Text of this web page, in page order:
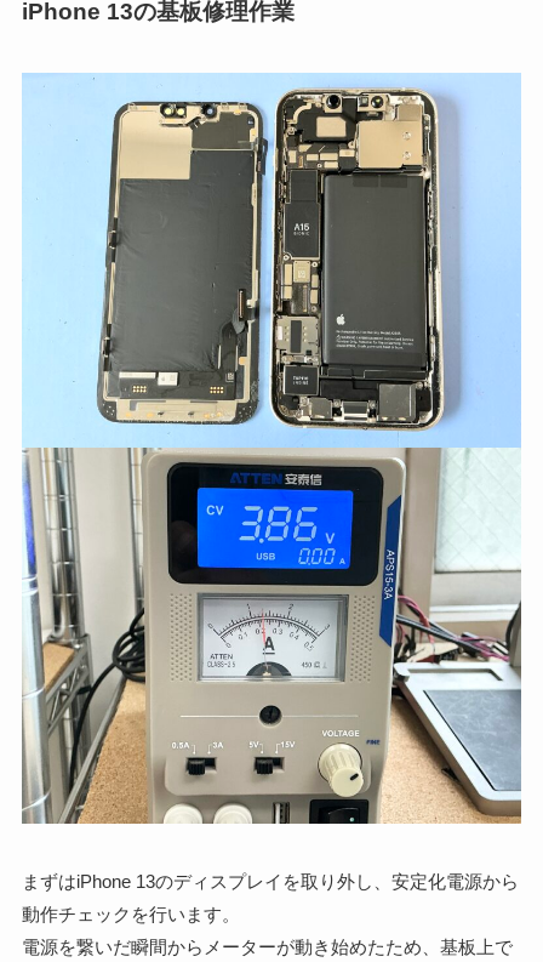
iPhone 13の基板修理作業
まずはiPhone 13のディスプレイを取り外し、安定化電源から
動作チェックを行います。
電源を繋いだ瞬間からメーターが動き始めたため、基板上で